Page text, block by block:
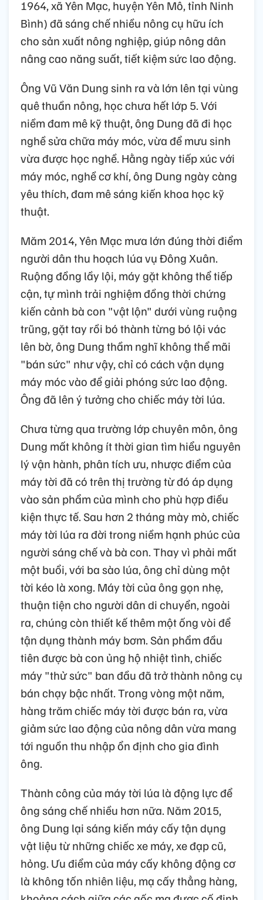
1964, xã Yên Mạc, huyện Yên Mô, tỉnh Ninh
Bình) đã sáng chế nhiều nông cụ hữu ích
cho sản xuất nông nghiệp, giúp nông dân
nâng cao năng suất, tiết kiệm sức lao động.
Ông Vũ Văn Dung sinh ra và lớn lên tại vùng
quê thuần nông, học chưa hết lớp 5. Với
niềm đam mê kỹ thuật, ông Dung đã đi học
nghề sửa chữa máy móc, vừa để mưu sinh
vừa được học nghề. Hằng ngày tiếp xúc với
máy móc, nghề cơ khí, ông Dung ngày càng
yêu thích, đam mê sáng kiến khoa học kỹ
thuật.
Măm 2014, Yên Mạc mưa lớn đúng thời điểm
người dân thu hoạch lúa vụ Đông Xuân.
Ruộng đồng lầy lội, máy gặt không thể tiếp
cận, tự mình trải nghiệm đồng thời chứng
kiến cảnh bà con "vật lộn" dưới vùng ruộng
trũng, gặt tay rồi bó thành từng bó lội vác
lên bờ, ông Dung thầm nghĩ không thể mãi
"bán sức" như vậy, chỉ có cách vận dụng
máy móc vào để giải phóng sức lao động.
Ông đã lên ý tưởng cho chiếc máy tời lúa.
Chưa từng qua trường lớp chuyên môn, ông
Dung mất không ít thời gian tìm hiểu nguyên
lý vận hành, phân tích ưu, nhược điểm của
máy tời đã có trên thị trường từ đó áp dụng
vào sản phẩm của mình cho phù hợp điều
kiện thực tế. Sau hơn 2 tháng mày mò, chiếc
máy tời lúa ra đời trong niềm hạnh phúc của
người sáng chế và bà con. Thay vì phải mất
một buổi, với ba sào lúa, ông chỉ dùng một
tời kéo là xong. Máy tời của ông gọn nhẹ,
thuận tiện cho người dân di chuyển, ngoài
ra, chúng còn thiết kế thêm một ống vòi để
tận dụng thành máy bơm. Sản phẩm đầu
tiên được bà con ủng hộ nhiệt tình, chiếc
máy "thử sức" ban đầu đã trở thành nông cụ
bán chạy bậc nhất. Trong vòng một năm,
hàng trăm chiếc máy tời được bán ra, vừa
giảm sức lao động của nông dân vừa mang
tới nguồn thu nhập ổn định cho gia đình
ông.
Thành công của máy tời lúa là động lực để
ông sáng chế nhiều hơn nữa. Năm 2015,
ông Dung lại sáng kiến máy cấy tận dụng
vật liệu từ những chiếc xe máy, xe đạp cũ,
hỏng. Ưu điểm của máy cấy không động cơ
là không tốn nhiên liệu, mạ cấy thẳng hàng,